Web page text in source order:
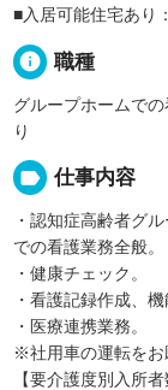
■入居可能住宅あり
info 職種
グループホームで
り
label 仕事内容
・認知症高齢者グ
での看護業務全般。
・健康チェック。
・看護記録作成、機
・医療連携業務。
※社用車の運転をお
【要介護度別入所